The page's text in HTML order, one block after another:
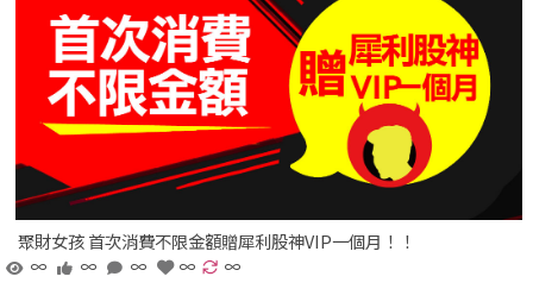
聚財女孩 首次消費不限金額贈犀利股神VIP一個月！！
∞
∞ ∞ ∞ ∞